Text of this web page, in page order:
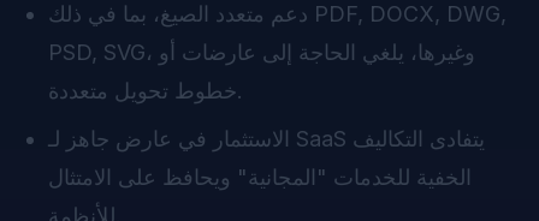
دعم متعدد الصيغ، بما في ذلك PDF, DOCX, DWG,
PSD, SVG، وغيرها، يلغي الحاجة إلى عارضات أو
خطوط تحويل متعددة.
الاستثمار في عارض جاهز لـ SaaS يتفادى التكاليف
الخفية للخدمات "المجانية" ويحافظ على الامتثال
للأنظمة.